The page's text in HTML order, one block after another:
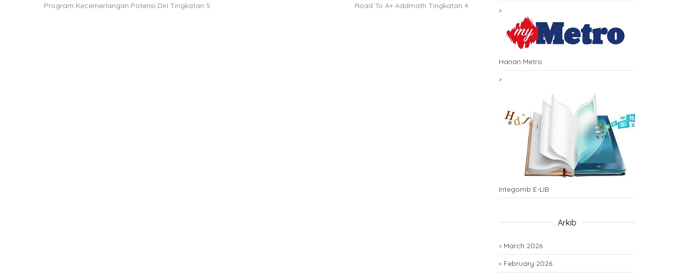
Program Kecemerlangan Potensi Diri Tingkatan 5 Road To A+ Addmath Tingkatan 4
Harian Metro
Integomb E-LIB
Arkib
March 2026
February 2026